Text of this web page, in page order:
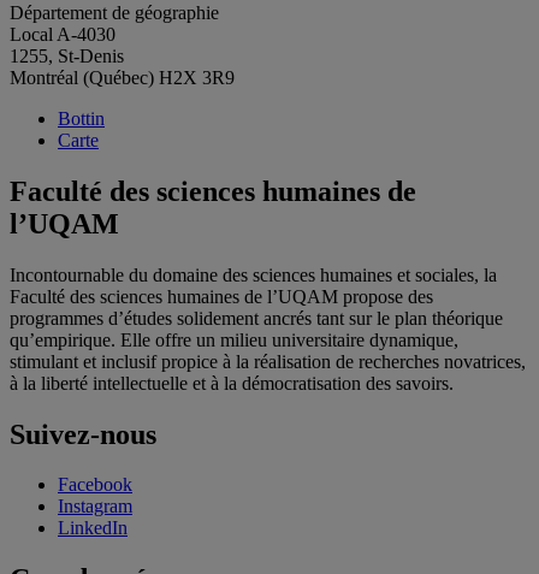
Département de géographie
Local A-4030
1255, St-Denis
Montréal (Québec) H2X 3R9
Bottin
Carte
Faculté des sciences humaines de
l’UQAM
Incontournable du domaine des sciences humaines et sociales, la
Faculté des sciences humaines de l’UQAM propose des
programmes d’études solidement ancrés tant sur le plan théorique
qu’empirique. Elle offre un milieu universitaire dynamique,
stimulant et inclusif propice à la réalisation de recherches novatrices,
à la liberté intellectuelle et à la démocratisation des savoirs.
Suivez-nous
Facebook
Instagram
LinkedIn